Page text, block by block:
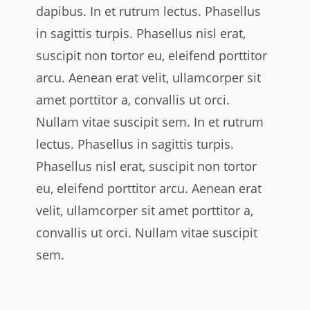
dapibus. In et rutrum lectus. Phasellus
in sagittis turpis. Phasellus nisl erat,
suscipit non tortor eu, eleifend porttitor
arcu. Aenean erat velit, ullamcorper sit
amet porttitor a, convallis ut orci.
Nullam vitae suscipit sem. In et rutrum
lectus. Phasellus in sagittis turpis.
Phasellus nisl erat, suscipit non tortor
eu, eleifend porttitor arcu. Aenean erat
velit, ullamcorper sit amet porttitor a,
convallis ut orci. Nullam vitae suscipit
sem.